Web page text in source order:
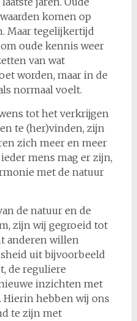
komen op
Maar tegelijkertijd
oude kennis weer
van wat
worden, maar in de
normaal voelt.
tot het verkrijgen
te (her)vinden, zijn
zich meer en meer
mens mag er zijn,
met de natuur
de natuur en de
zijn wij gegroeid tot
anderen willen
uit bijvoorbeeld
de reguliere
inzichten met
hebben wij ons
te zijn met